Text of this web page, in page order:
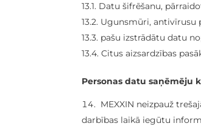
13.1. Datu šifrēšanu,
13.2. Ugunsmūri,
13.3. pašu izstrādātu datu
13.4. Citus aizsardzības
Personas datu saņēmēju
MEXXIN neizpauž
darbības laikā iegūtu